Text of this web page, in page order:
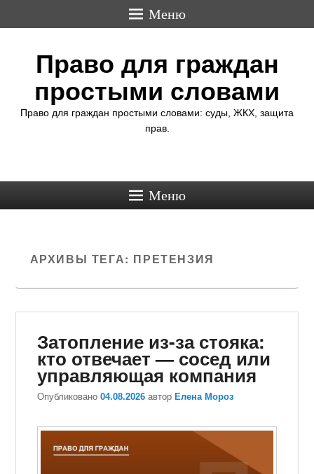
Меню
Право для граждан
простыми словами
Право для граждан простыми словами: суды, ЖКХ, защита
прав.
Меню
АРХИВЫ ТЕГА: ПРЕТЕНЗИЯ
Затопление из-за стояка:
кто отвечает — сосед или
управляющая компания
Опубликовано04.08.2026 автор Елена Мороз